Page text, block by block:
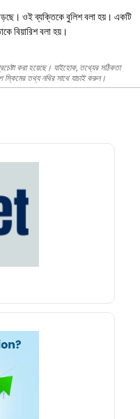
ওই ব্যক্তিকে বুলিশ বলা হয়। একটি
বিয়ারিশ বলা হয়।
করা হয়েছে। যাইহোক, তথ্যের সঠিকতা
স্কিমের তথ্য নথির সাথে যাচাই করুন।